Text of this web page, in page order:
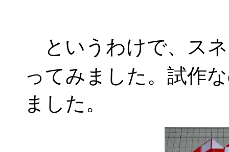
というわけで、ス
ってみました。試作
ました。